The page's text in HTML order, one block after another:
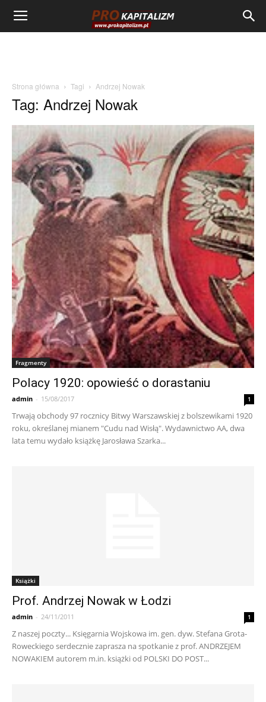
Strona główna Tagi Andrzej Nowak
Tag: Andrzej Nowak
Fragmenty
Polacy 1920: opowieść o dorastaniu
admin - 15/08/2017 1
Trwają obchody 97 rocznicy Bitwy Warszawskiej z bolszewikami 1920
roku, określanej mianem "Cudu nad Wisłą". Wydawnictwo AA, dwa
lata temu wydało książkę Jarosława Szarka...
Książki
Prof. Andrzej Nowak w Łodzi
admin - 24/11/2011 1
Z naszej poczty... Księgarnia Wojskowa im. gen. dyw. Stefana Grota-
Roweckiego serdecznie zaprasza na spotkanie z prof. ANDRZEJEM
NOWAKIEM autorem m.in. książki od POLSKI DO POST...